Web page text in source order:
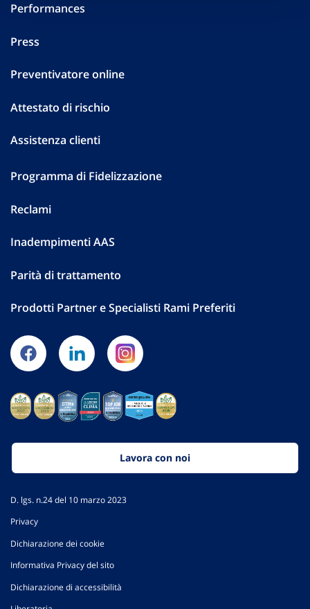
Performances
Press
Preventivatore online
Attestato di rischio
Assistenza clienti
Programma di Fidelizzazione
Reclami
Inadempimenti AAS
Parità di trattamento
Prodotti Partner e Specialisti Rami Preferiti
Lavora con noi
D. lgs. n.24 del 10 marzo 2023
Privacy
Dichiarazione dei cookie
Informativa Privacy del sito
Dichiarazione di accessibilità